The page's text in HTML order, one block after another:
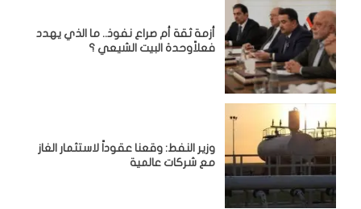
أزمة ثقة أم صراع نفوذ.. ما الذي يهدد
فعلاًوحدة البيت الشيعي ؟
وزير النفط: وقعنا عقوداً لاستثمار الغاز
مع شركات عالمية